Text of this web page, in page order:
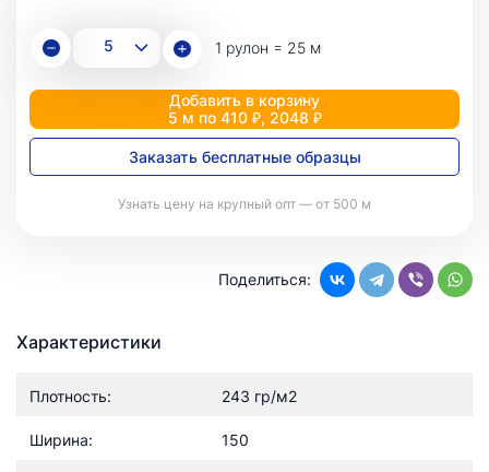
1 рулон = 25 м
Добавить в корзину
5 м по 410 ₽, 2048 ₽
Заказать бесплатные образцы
Узнать цену на крупный опт — от 500 м
Поделиться:
Характеристики
Плотность: 243 гр/м2
Ширина: 150